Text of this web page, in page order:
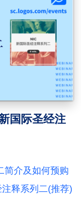
国际圣经注
简介及如何预购
释系列二(推荐)